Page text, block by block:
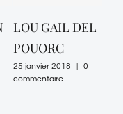
LOU GAIL DEL
POUORC
25 janvier 2018
0
commentaire